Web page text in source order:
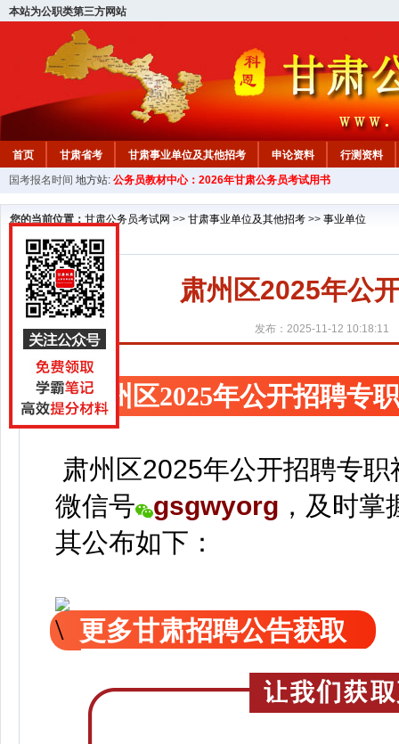
本站为公职类第三方网站
首页 甘肃省考 甘肃事业单位及其他招考 申论资料
行测资料
国考报名时间 地方站: 公务员教材中心：2026年甘肃公务员考试用书
您的当前位置： 甘肃公务员考试网 >> 甘肃事业单位及其他招考 >> 事业单位
肃州区2025年公
发布：2025-11-12 10:18:11
肃州区2025年公开招聘专
肃州区2025年公开招聘专
微信号
gsgwyorg ， 及时掌
其公布如下：
更多甘肃招聘公告获取